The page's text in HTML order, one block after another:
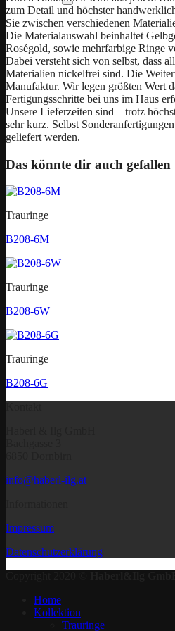
zum Detail und höchster
Sie zwischen verschiedenen
Die Materialauswahl beinhaltet
Roségold, sowie mehrfarbige Ringe
Dabei versteht sich von selbst, dass
Materialien nickelfrei sind. Die
Manufaktur. Wir legen größten Wert
Fertigungsschritte bei uns im Haus
Unsere Lieferzeiten sind – trotz
sehr kurz. Selbst
geliefert werden.
Das könnte dir auch
Trauringe
B208-6M
Trauringe
B208-6W
Trauringe
B208-6G
info@haberl-ilg.at
Impressum
Datenschutzerklärung
Home
Kollektion
Trauringe